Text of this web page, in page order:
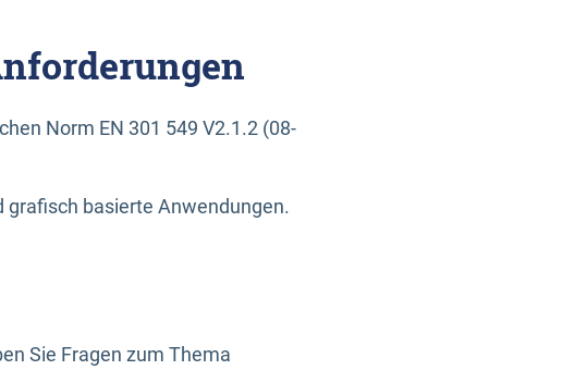
Norm EN 301 549 V2.1.2 (08-
grafisch basierte Anwendungen.
Sie Fragen zum Thema